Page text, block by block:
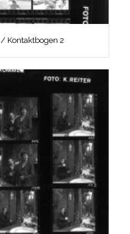
/ Kontaktbogen 2